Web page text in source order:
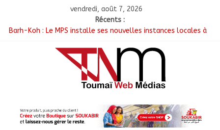
vendredi, août 7, 2026
Récents :
Barh-Koh : Le MPS installe ses nouvelles instances locales à
Borkou : Recrudescence des braquages sur l’axe Faya-Kalaït
N’Djamena : Le maire intensifie le suivi des chantiers
Moyen-Chari : Les nouveaux bacheliers orientés vers leur
Oum-Hadjer : L’ADESC offre des semences certifiées aux
producteurs de cinq villages